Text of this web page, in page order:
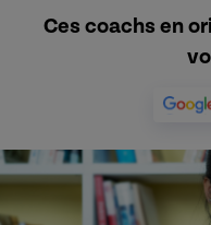
Ces coachs en